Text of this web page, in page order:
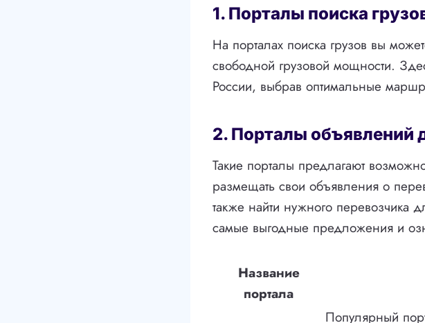
1. Порталы поиска
На порталах поиска грузов вы
свободной грузовой мощности.
России, выбрав оптимальные
2. Порталы объявлений
Такие порталы предлагают
размещать свои объявления о
также найти нужного перевозчика
самые выгодные предложения и
Название
портала
Популярный